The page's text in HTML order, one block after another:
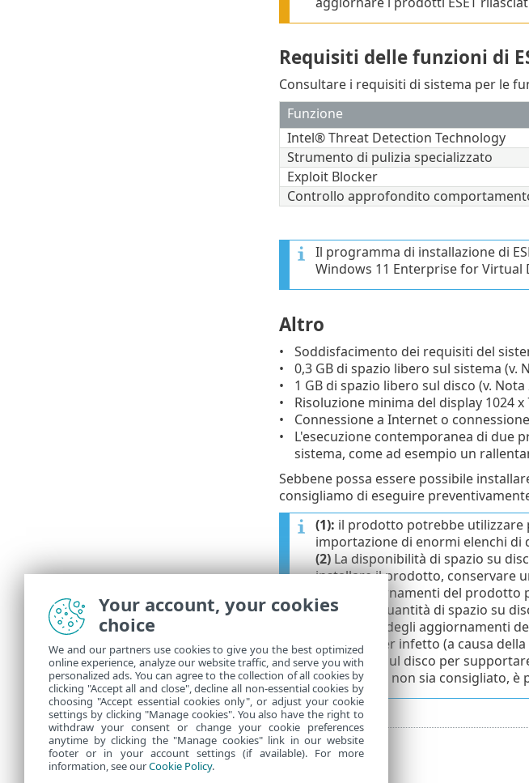
Requisiti delle funzioni di
Consultare i requisiti di sistema per le
Funzione
Intel® Threat Detection Technology
Strumento di pulizia specializzato
Exploit Blocker
Controllo approfondito
Il programma di installazione di
Windows 11 Enterprise for Virtual
Altro
Soddisfacimento dei requisiti del
0,3 GB di spazio libero sul sistema (v.
1 GB di spazio libero sul disco (v. Nota
Risoluzione minima del display 1024 x
Connessione a Internet o
L'esecuzione contemporanea di due
sistema, come ad esempio un
Sebbene possa essere possibile
consigliamo di eseguire
(1): il prodotto potrebbe utilizzare
importazione di enormi elenchi di
(2)La disponibilità di spazio su
installare il prodotto, conservare
degli aggiornamenti del
maggiore quantità di spazio su
dei backup degli aggiornamenti
un computer infetto (a causa
sufficiente sul disco per
(3) Sebbene
non sia consigliato,
Your account, your cookies
choice
We and our partners use cookies to give you the best optimized
online experience, analyze our website traffic, and serve you with
personalized ads. You can agree to the collection of all cookies by
clicking "Accept all and close", decline all non-essential cookies by
choosing "Accept essential cookies only", or adjust your cookie
settings by clicking "Manage cookies". You also have the right to
withdraw your consent or change your cookie preferences
anytime by clicking the "Manage cookies" link in our website
footer or in your account settings (if available). For more
information, see ourCookie Policy.